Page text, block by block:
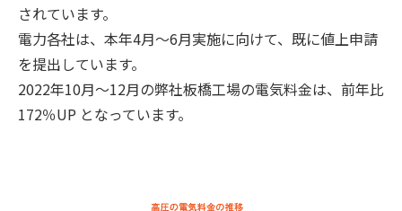
されています。
電力各社は、本年4月～6月実施に向けて、既に値上申請
を提出しています。
2022年10月～12月の弊社板橋工場の電気料金は、前年比
172％UP となっています。